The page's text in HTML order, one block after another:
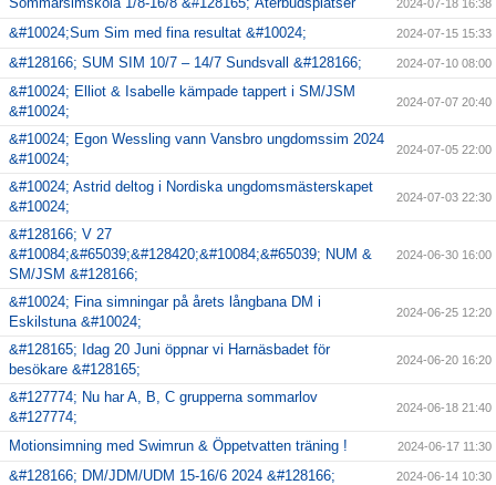
2024-07-18 16:38
&#10024;Sum Sim med fina resultat &#10024; 2024-07-15 15:33
&#128166; SUM SIM 10/7 – 14/7 Sundsvall &#128166; 2024-07-10 08:00
&#10024; Elliot & Isabelle kämpade tappert i SM/JSM
&#10024;
2024-07-07 20:40
&#10024; Egon Wessling vann Vansbro ungdomssim 2024
&#10024;
2024-07-05 22:00
&#10024; Astrid deltog i Nordiska ungdomsmästerskapet
&#10024;
2024-07-03 22:30
&#128166; V 27
&#10084;&#65039;&#128420;&#10084;&#65039; NUM &
SM/JSM &#128166;
2024-06-30 16:00
&#10024; Fina simningar på årets långbana DM i
Eskilstuna &#10024;
2024-06-25 12:20
&#128165; Idag 20 Juni öppnar vi Harnäsbadet för
besökare &#128165;
2024-06-20 16:20
&#127774; Nu har A, B, C grupperna sommarlov
&#127774;
2024-06-18 21:40
Motionsimning med Swimrun & Öppetvatten träning ! 2024-06-17 11:30
&#128166; DM/JDM/UDM 15-16/6 2024 &#128166; 2024-06-14 10:30